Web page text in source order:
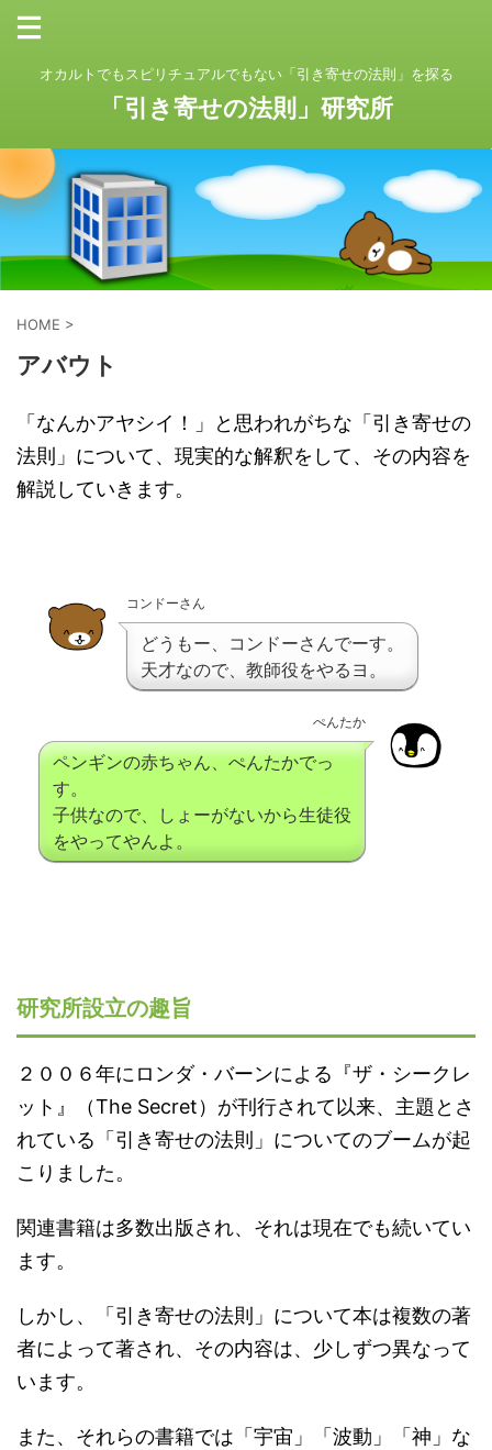
オカルトでもスピリチュアルでもない「引き寄せの法則」を探る
「引き寄せの法則」研究所
HOME >
アバウト
「なんかアヤシイ！」と思われがちな「引き寄せの
法則」について、現実的な解釈をして、その内容を
解説していきます。
コンドーさん
どうもー、コンドーさんでーす。
天才なので、教師役をやるヨ。
ぺんたか
ペンギンの赤ちゃん、ぺんたかでっ
す。
子供なので、しょーがないから生徒役
をやってやんよ。
研究所設立の趣旨
２００６年にロンダ・バーンによる『ザ・シークレ
ット』（The Secret）が刊行されて以来、主題とさ
れている「引き寄せの法則」についてのブームが起
こりました。
関連書籍は多数出版され、それは現在でも続いてい
ます。
しかし、「引き寄せの法則」について本は複数の著
者によって著され、その内容は、少しずつ異なって
います。
また、それらの書籍では「宇宙」「波動」「神」な